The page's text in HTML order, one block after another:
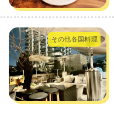
その他各国料理